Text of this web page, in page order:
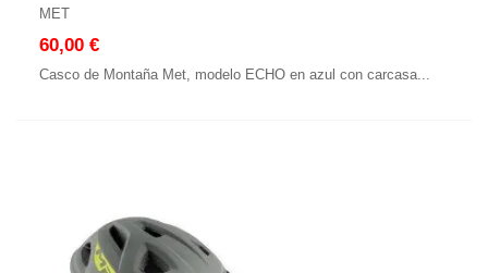
MET
60,00 €
Casco de Montaña Met, modelo ECHO en azul con carcasa...